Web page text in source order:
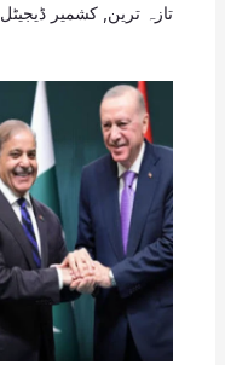
تازہ ترین کشمیر ڈیجیٹل